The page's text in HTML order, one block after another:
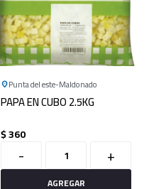
Punta del este Maldonado
PAPA EN CUBO 2.5KG
$360
- +